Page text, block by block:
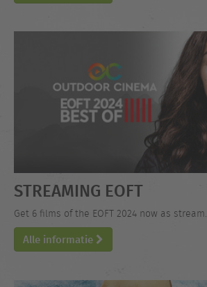
STREAMING EOFT
Get 6 films of the EOFT 2024 now as stream.
Alle informatie